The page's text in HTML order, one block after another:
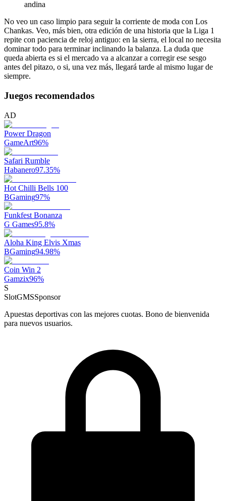
andina
No veo un caso limpio para seguir la corriente de moda con Los
Chankas. Veo, más bien, otra edición de una historia que la Liga 1
repite con paciencia de reloj antiguo: en la sierra, el local no necesita
dominar todo para terminar inclinando la balanza. La duda que
queda abierta es si el mercado va a alcanzar a corregir ese sesgo
antes del pitazo, o si, una vez más, llegará tarde al mismo lugar de
siempre.
Juegos recomendados
AD
Power Dragon
GameArt96%
Safari Rumble
Habanero97.35%
Hot Chilli Bells 100
BGaming97%
Funkfest Bonanza
G Games95.8%
Aloha King Elvis Xmas
BGaming94.98%
Coin Win 2
Gamzix96%
S
SlotGMSSponsor
Apuestas deportivas con las mejores cuotas. Bono de bienvenida
para nuevos usuarios.